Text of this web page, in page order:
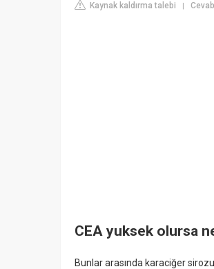
Kaynak kaldırma talebi
CEA yuksek olursa
Bunlar arasında karaciğer